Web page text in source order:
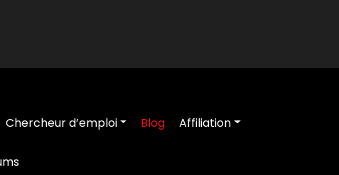
Chercheur d’emploi Blog Affiliation